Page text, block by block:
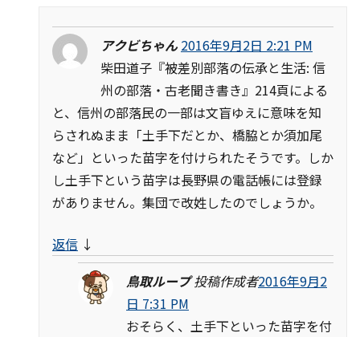
アクビちゃん 2016年9月2日 2:21 PM
柴田道子『被差別部落の伝承と生活: 信
州の部落・古老聞き書き』214頁による
と、信州の部落民の一部は文盲ゆえに意味を知
らされぬまま「土手下だとか、橋脇とか須加尾
など」といった苗字を付けられたそうです。しか
し土手下という苗字は長野県の電話帳には登録
がありません。集団で改姓したのでしょうか。
返信 ↓
鳥取ループ 投稿作成者2016年9月2
日 7:31 PM
おそらく、土手下といった苗字を付